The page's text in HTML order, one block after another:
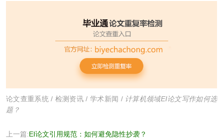
论文查重系统 / 检测资讯 / 学术新闻 / 计算机领域EI论文写作如何选
题？
上一篇:EI论文引用规范：如何避免隐性抄袭？